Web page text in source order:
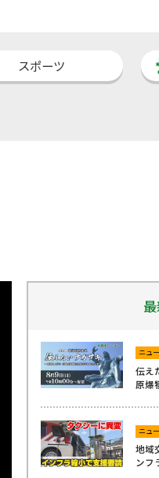
スポーツ
ニュ
伝え
原爆
ニュ
地域
ンフ